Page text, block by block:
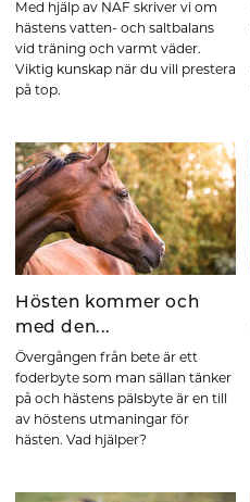
Med hjälp av NAF skriver vi om
hästens vatten- och saltbalans
vid träning och varmt väder.
Viktig kunskap när du vill prestera
på top.
Hösten kommer och
med den...
Övergången från bete är ett
foderbyte som man sällan tänker
på och hästens pälsbyte är en till
av höstens utmaningar för
hästen. Vad hjälper?